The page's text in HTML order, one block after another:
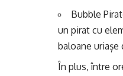
Bubble
un pirat cu
baloane uriașe
În plus, între